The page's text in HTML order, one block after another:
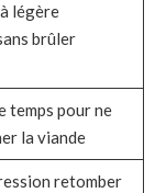
légère
brûler
temps pour ne
la viande
retomber